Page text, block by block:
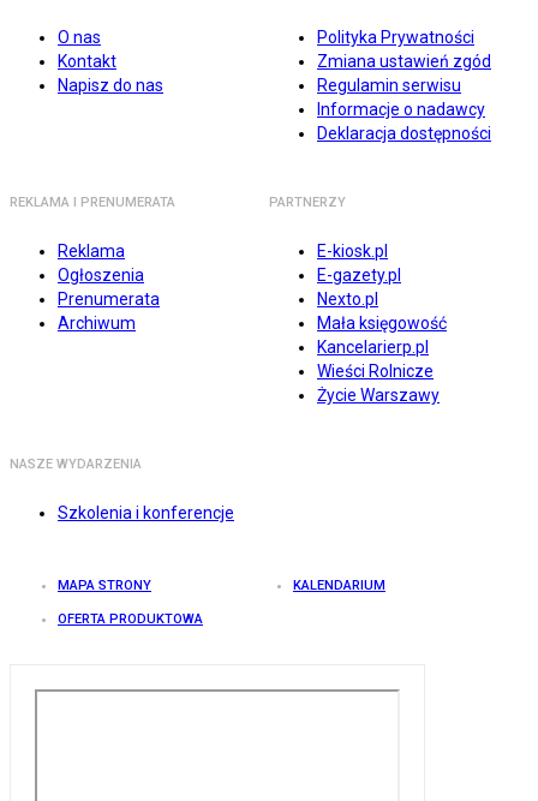
O nas
Kontakt
Napisz do nas
Polityka Prywatności
Zmiana ustawień zgód
Regulamin serwisu
Informacje o nadawcy
Deklaracja dostępności
REKLAMA I PRENUMERATA
Reklama
Ogłoszenia
Prenumerata
Archiwum
PARTNERZY
E-kiosk.pl
E-gazety.pl
Nexto.pl
Mała księgowość
Kancelarierp.pl
Wieści Rolnicze
Życie Warszawy
NASZE WYDARZENIA
Szkolenia i konferencje
MAPA STRONY KALENDARIUM
OFERTA PRODUKTOWA